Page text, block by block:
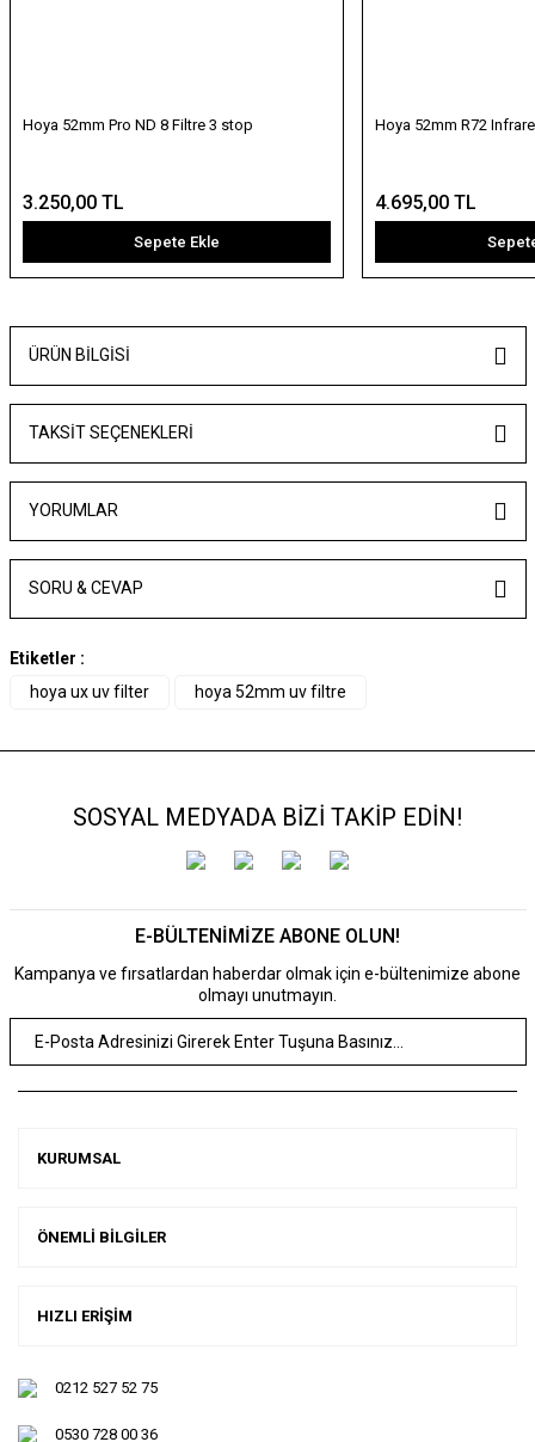
Hoya 52mm Pro ND 8 Filtre 3 stop
3.250,00 TL
Sepete Ekle
Hoya 52mm R72
4.695,00 TL
ÜRÜN BILGISI
TAKSIT SEÇENEKLERI
YORUMLAR
SORU & CEVAP
Etiketler :
hoya ux uv filter
hoya 52mm uv filtre
SOSYAL MEDYADA BİZİ TAKİP EDİN!
E-BÜLTENİMİZE ABONE OLUN!
Kampanya ve fırsatlardan haberdar olmak için e-bültenimize abone
olmayı unutmayın.
KURUMSAL
ÖNEMLİ BİLGİLER
HIZLI ERİŞİM
0212 527 52 75
0530 728 00 36